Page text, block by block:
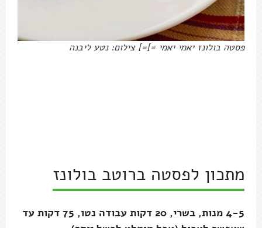
שאפשר לאכול (אבל מומלץ לבשל יותר)
בבולוניה)
2 גזרים, קלופים (רשות)
שאר המצרכים: